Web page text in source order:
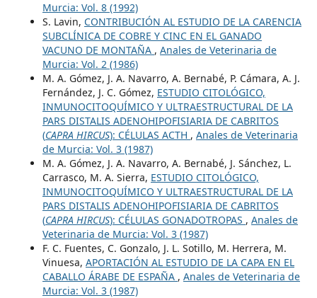
Murcia: Vol. 8 (1992)
S. Lavin, CONTRIBUCIÓN AL ESTUDIO DE LA CARENCIA
SUBCLÍNICA DE COBRE Y CINC EN EL GANADO
VACUNO DE MONTAÑA , Anales de Veterinaria de
Murcia: Vol. 2 (1986)
M. A. Gómez, J. A. Navarro, A. Bernabé, P. Cámara, A. J.
Fernández, J. C. Gómez, ESTUDIO CITOLÓGICO,
INMUNOCITOQUÍMICO Y ULTRAESTRUCTURAL DE LA
PARS DISTALIS ADENOHIPOFISIARIA DE CABRITOS
(CAPRA HIRCUS): CÉLULAS ACTH , Anales de Veterinaria
de Murcia: Vol. 3 (1987)
M. A. Gómez, J. A. Navarro, A. Bernabé, J. Sánchez, L.
Carrasco, M. A. Sierra, ESTUDIO CITOLÓGICO,
INMUNOCITOQUÍMICO Y ULTRAESTRUCTURAL DE LA
PARS DISTALIS ADENOHIPOFISIARIA DE CABRITOS
(CAPRA HIRCUS): CÉLULAS GONADOTROPAS , Anales de
Veterinaria de Murcia: Vol. 3 (1987)
F. C. Fuentes, C. Gonzalo, J. L. Sotillo, M. Herrera, M.
Vinuesa, APORTACIÓN AL ESTUDIO DE LA CAPA EN EL
CABALLO ÁRABE DE ESPAÑA , Anales de Veterinaria de
Murcia: Vol. 3 (1987)